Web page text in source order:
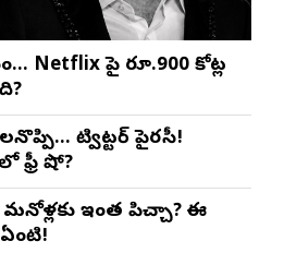
Netflix పై రూ.900 కోట్ల
ట్విట్టర్ పైరసీ!
ఫ్రీ షో?
ఇంత పిచ్చా? ఈ
ఏంటి!